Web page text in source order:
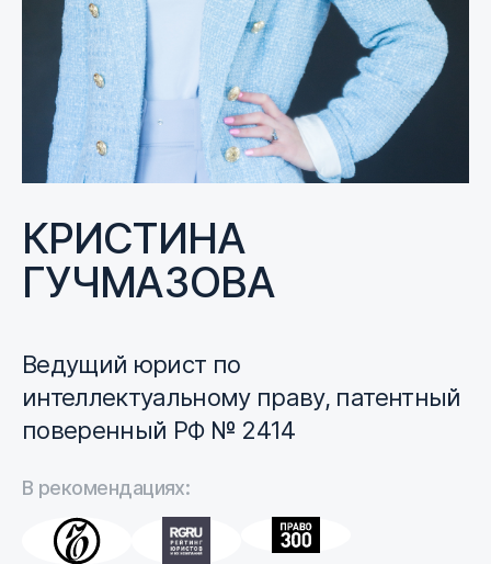
КРИСТИНА
ГУЧМАЗОВА
Ведущий юрист по
интеллектуальному праву, патентный
поверенный РФ № 2414
В рекомендациях: